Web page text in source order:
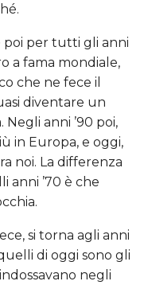
poi per tutti gli anni
a fama mondiale,
che ne fece il
diventare un
anni ’90 poi,
in Europa, e oggi,
noi. La differenza
anni ’70 è che
si torna agli anni
di oggi sono gli
negli